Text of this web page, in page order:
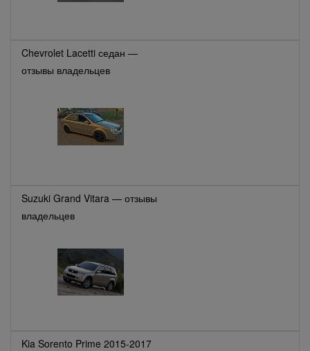
Chevrolet Lacetti седан —
отзывы владельцев
Suzuki Grand Vitara — отзывы
владельцев
Kia Sorento Prime 2015-2017